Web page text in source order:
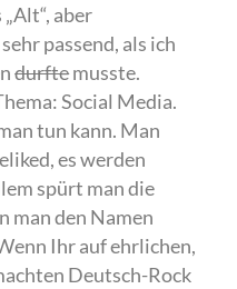
aber
passend, als ich
durftemusste.
Social Media.
tun kann. Man
es werden
spürt man die
man den Namen
Ihr auf ehrlichen,
Deutsch-Rock